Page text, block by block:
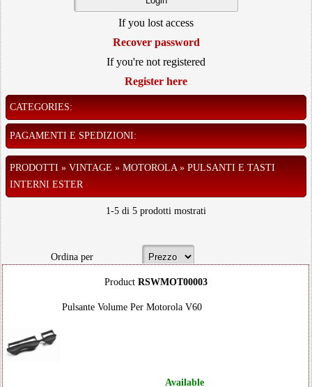
If you lost access
Recover password
If you're not registered
Register here
CATEGORIES:
PAGAMENTI E SPEDIZIONI:
PRODOTTI » VINTAGE » MOTOROLA » PULSANTI E TASTI
INTERNI ESTER
1-5 di 5 prodotti mostrati
Ordina per
Product RSWMOT00003
Pulsante Volume Per Motorola V60
Available